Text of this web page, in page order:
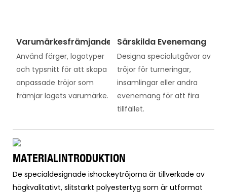
Varumärkesfrämjande
Använd färger, logotyper
och typsnitt för att skapa
anpassade tröjor som
främjar lagets varumärke.
Särskilda Evenemang
Designa specialutgåvor av
tröjor för turneringar,
insamlingar eller andra
evenemang för att fira
tillfället.
MATERIALINTRODUKTION
De specialdesignade ishockeytröjorna är tillverkade av
högkvalitativt, slitstarkt polyestertyg som är utformat